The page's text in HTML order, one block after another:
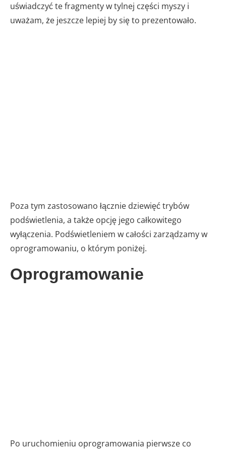
uświadczyć te fragmenty w tylnej części myszy i
uważam, że jeszcze lepiej by się to prezentowało.
Poza tym zastosowano łącznie dziewięć trybów
podświetlenia, a także opcję jego całkowitego
wyłączenia. Podświetleniem w całości zarządzamy w
oprogramowaniu, o którym poniżej.
Oprogramowanie
Po uruchomieniu oprogramowania pierwsze co